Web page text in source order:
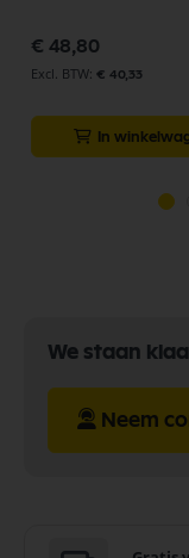
€ 48,80
€ 40,33
In
We staan
Neem